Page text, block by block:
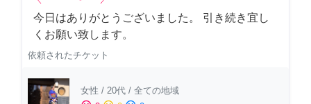
今日はありがとうございました。 引き続き宜し
くお願い致します。
依頼されたチケット
女性 / 20代 / 全ての地域